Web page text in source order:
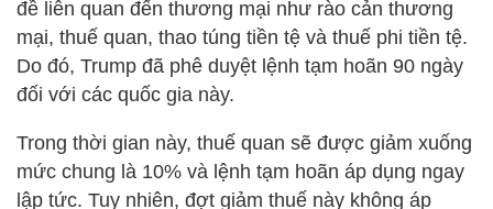
đề liên quan đến thương mại như rào cản thương
mại, thuế quan, thao túng tiền tệ và thuế phi tiền tệ.
Do đó, Trump đã phê duyệt lệnh tạm hoãn 90 ngày
đối với các quốc gia này.
Trong thời gian này, thuế quan sẽ được giảm xuống
mức chung là 10% và lệnh tạm hoãn áp dụng ngay
lập tức. Tuy nhiên, đợt giảm thuế này không áp